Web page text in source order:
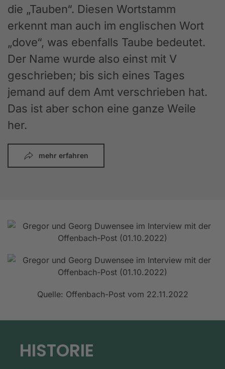
die „Tauben“. Diesen Wortstamm
erkennt man auch im englischen Wort
„dove“, was ebenfalls Taube bedeutet.
Der Name wurde also einst mit V
geschrieben; bis sich eines Tages
jemand auf dem Amt verschrieben hat.
Das ist aber schon eine ganze Weile
her.
mehr erfahren
Quelle: Offenbach-Post vom 22.11.2022
HISTORIE